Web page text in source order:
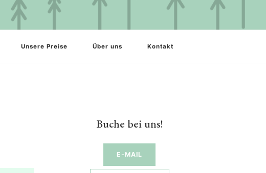
Unsere Preise Über uns Kontakt
Buche bei uns!
E-MAIL